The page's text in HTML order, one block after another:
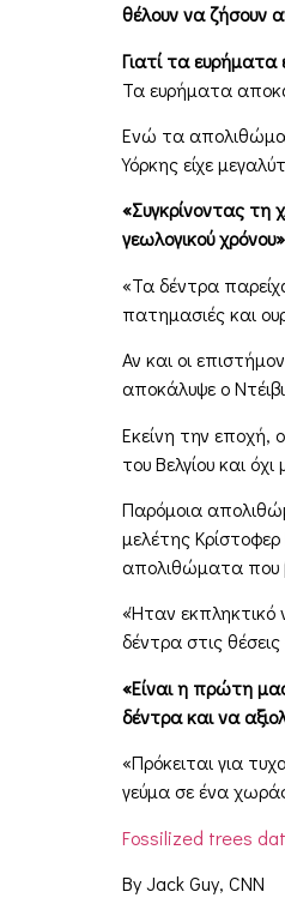
θέλουν να ζήσουν
Γιατί τα ευρήματα
Τα ευρήματα
Ενώ τα
Υόρκης είχε
«Συγκρίνοντας τη
γεωλογικού
«Τα δέντρα
πατημασιές και
Αν και οι
αποκάλυψε ο
Εκείνη την εποχή,
του Βελγίου και όχι
Παρόμοια
μελέτης
απολιθώματα που
«Ήταν
δέντρα στις
«Είναι η πρώτη
δέντρα και να
«Πρόκειται για
γεύμα σε ένα
Fossilized trees
By Jack Guy, CNN